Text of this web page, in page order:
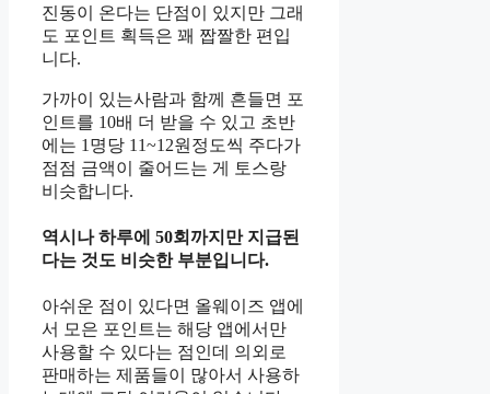
진동이 온다는 단점이 있지만 그래
도 포인트 획득은 꽤 짭짤한 편입
니다.
가까이 있는사람과 함께 흔들면 포
인트를 10배 더 받을 수 있고 초반
에는 1명당 11~12원정도씩 주다가
점점 금액이 줄어드는 게 토스랑
비슷합니다.
역시나 하루에 50회까지만 지급된
다는 것도 비슷한 부분입니다.
아쉬운 점이 있다면 올웨이즈 앱에
서 모은 포인트는 해당 앱에서만
사용할 수 있다는 점인데 의외로
판매하는 제품들이 많아서 사용하